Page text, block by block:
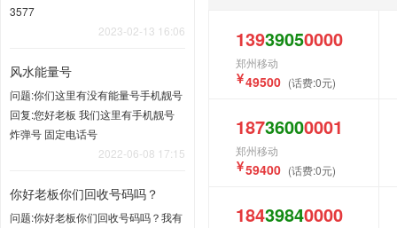
3577
2023-02-13 16:06
风水能量号
问题:你们这里有没有能量号手机靓号
回复:您好老板 我们这里有手机靓号
炸弹号 固定电话号
2022-06-08 17:15
你好老板你们回收号码吗？
问题:你好老板你们回收号码吗？我有
13939050000
郑州移动
49500 (话费:0元)
18736000001
郑州移动
59400 (话费:0元)
18439840000